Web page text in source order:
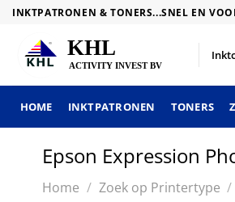
Skip
content
INKTPATRONEN & TONERS...SNEL EN
HOME INKTPATRONEN TONERS
Epson Expression
Home / Zoek op Printertype /